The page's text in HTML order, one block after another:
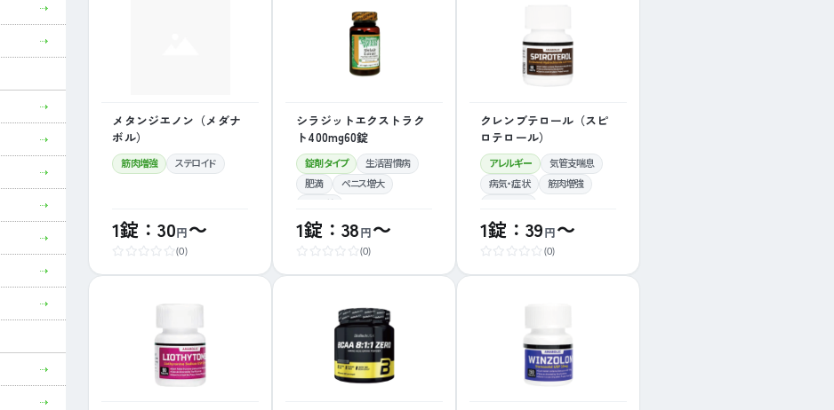
メタンジエノン（メダナ
ボル）
筋肉増強 ステロイド
1錠：30円～
(0)
シラジットエクストラク
ト400mg60錠
錠剤タイプ 生活習慣病
肥満 ペニス増大
1錠：38円～
(0)
クレンブテロール（スピ
ロテロール）
アレルギー 気管支喘息
病気・症状 筋肉増強
1錠：39円～
(0)